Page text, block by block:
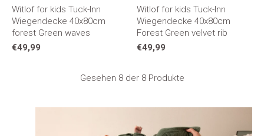
Witlof for kids Tuck-Inn
Wiegendecke 40x80cm
forest Green waves
€49,99
Witlof for kids Tuck-Inn
Wiegendecke 40x80cm
Forest Green velvet rib
€49,99
Gesehen 8 der 8 Produkte